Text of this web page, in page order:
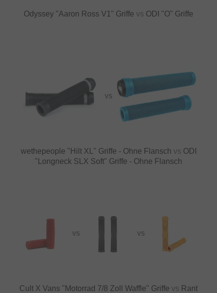
Odyssey "Aaron Ross V1" Griffe vs ODI "O" Griffe
VS
wethepeople "Hilt XL" Griffe - Ohne Flansch vs ODI
"Longneck SLX Soft" Griffe - Ohne Flansch
VS VS
Cult X Vans "Motorrad 7/8 Zoll Waffle" Griffe vs Rant